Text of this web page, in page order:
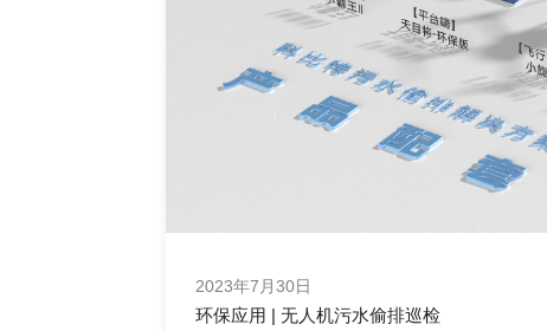
2023年7月30日
环保应用 | 无人机污水偷排巡检